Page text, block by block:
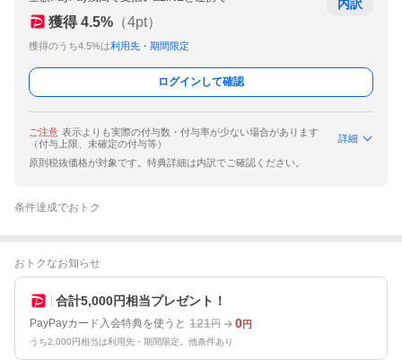
獲得 4.5% （4pt）
獲得のうち4.5%は利用先・期間限定
内訳
ログインして確認
ご注意 表示よりも実際の付与数・付与率が少ない場合があります
（付与上限、未確定の付与等）
詳細
原則税抜価格が対象です。特典詳細は内訳でご確認ください。
条件達成でおトク
おトクなお知らせ
合計5,000円相当プレゼント！
PayPayカード入会特典を使うと 121円 0円
うち2,000円相当は利用先・期間限定。他条件あり